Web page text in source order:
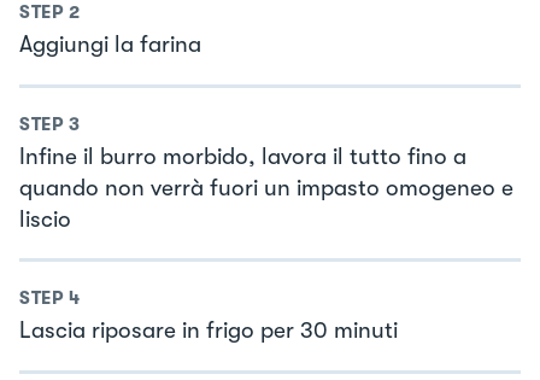
STEP 2
Aggiungi la farina
STEP 3
Infine il burro morbido, lavora il tutto fino a
quando non verrà fuori un impasto omogeneo e
liscio
STEP 4
Lascia riposare in frigo per 30 minuti